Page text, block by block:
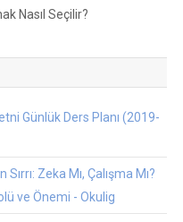
Nasıl Seçilir?
Günlük Ders Planı (2019-
Sırrı: Zeka Mı, Çalışma Mı?
ve Önemi - Okulig